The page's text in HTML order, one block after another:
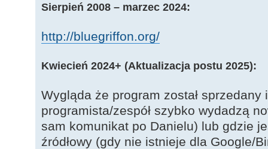
Sierpień 2008 – marzec 2024:
http://bluegriffon.org/
Kwiecień 2024+ (Aktualizacja postu 2025):
Wygląda że program został
programista/zespół szybko wydadzą
sam komunikat po Danielu) lub gdzie
źródłowy (gdy nie istnieje dla Google/